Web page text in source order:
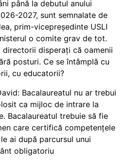
până la debutul anului
2027, sunt semnalate de
prim-vicepreședinte USLI
o comite grav de tot.
directorii disperați că oamenii
posturi. Ce se întâmplă cu
cu educatorii?
Bacalaureatul nu ar trebui
ca mijloc de intrare la
Bacalaureatul trebuie să fie
care certifică competențele
ai după parcursul unui
obligatoriu